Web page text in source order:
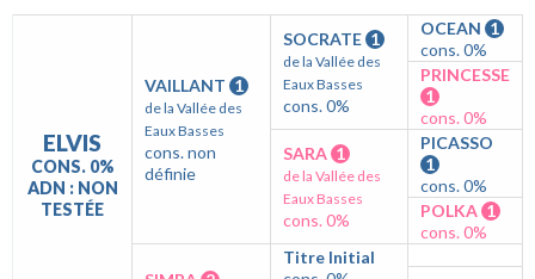
ELVIS
CONS. 0%
ADN : NON
TESTÉE
VAILLANT 1
de la Vallée des
Eaux Basses
cons. non
définie
SOCRATE 1
de la Vallée des
Eaux Basses
cons. 0%
OCEAN 1
cons. 0%
PRINCESSE
1
cons. 0%
SARA 1
de la Vallée des
Eaux Basses
cons. 0%
PICASSO
1
cons. 0%
POLKA 1
cons. 0%
Titre Initial